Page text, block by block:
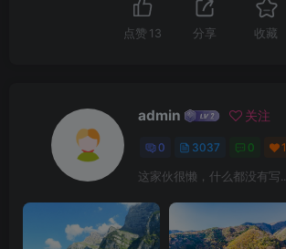
点赞 13 分享 收藏
admin 关注
0 3037 0 1
这家伙很懒，什么都没有写...